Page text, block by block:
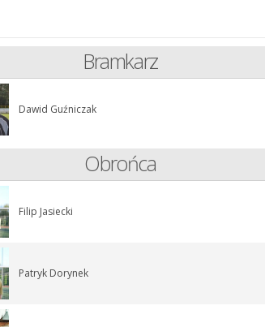
Bramkarz
Dawid Guźniczak
Obrońca
Filip Jasiecki
Patryk Dorynek